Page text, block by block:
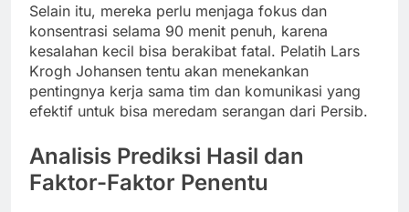
Selain itu, mereka perlu menjaga fokus dan
konsentrasi selama 90 menit penuh, karena
kesalahan kecil bisa berakibat fatal. Pelatih Lars
Krogh Johansen tentu akan menekankan
pentingnya kerja sama tim dan komunikasi yang
efektif untuk bisa meredam serangan dari Persib.
Analisis Prediksi Hasil dan
Faktor-Faktor Penentu